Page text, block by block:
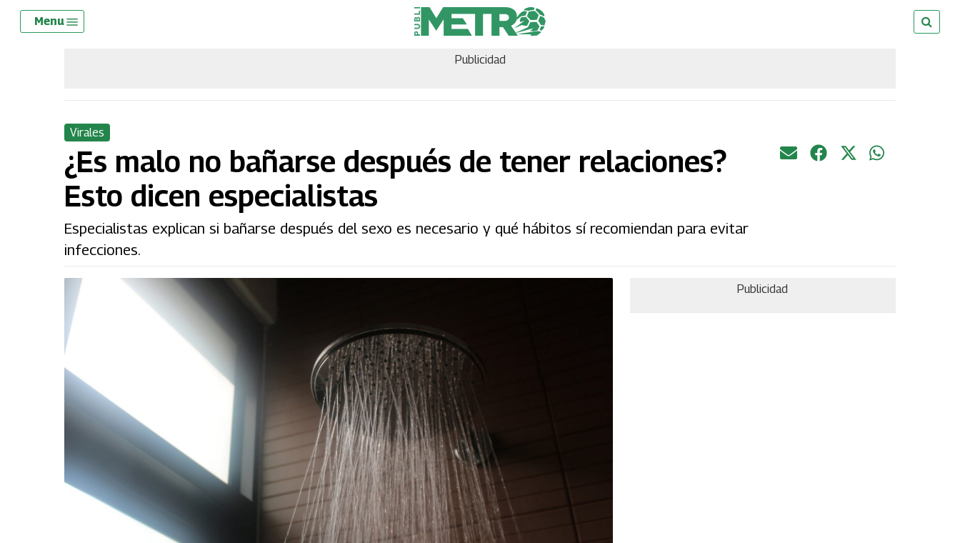
Skip
Menu
Publicidad
Virales
¿Es malo no bañarse después de tener relaciones?
Esto dicen especialistas
Especialistas explican si bañarse después del sexo es necesario y qué hábitos sí recomiendan para evitar
infecciones.
Publicidad
Menu